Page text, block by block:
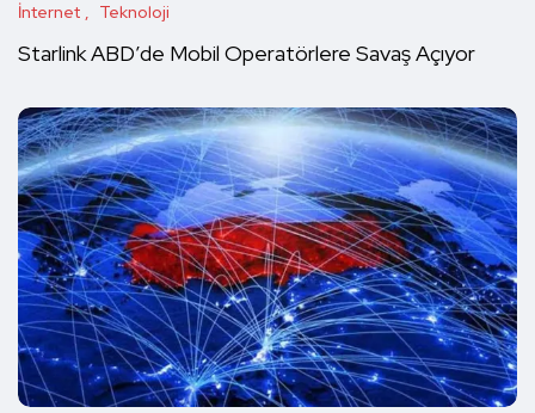
İnternet Teknoloji
Starlink ABD’de Mobil Operatörlere Savaş Açıyor